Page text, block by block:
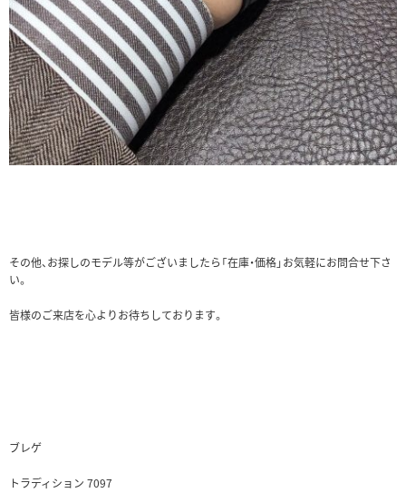
その他、お探しのモデル等がございましたら「在庫・価格」お気軽にお問合せ下さ
い。
皆様のご来店を心よりお待ちしております。
ブレゲ
トラディション 7097